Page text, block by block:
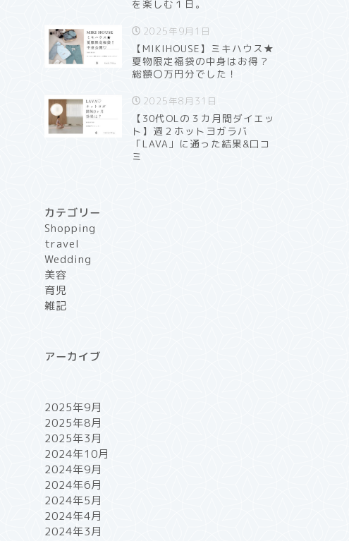
を楽しむ１日。
2025年9月1日
【MIKIHOUSE】ミキハウス★
夏物限定福袋の中身はお得？
総額〇万円分でした！
2025年8月31日
【30代OLの３カ月間ダイエッ
ト】週２ホットヨガラバ
「LAVA」に通った結果&口コ
ミ
カテゴリー
Shopping
travel
Wedding
美容
育児
雑記
アーカイブ
2025年9月
2025年8月
2025年3月
2024年10月
2024年9月
2024年6月
2024年5月
2024年4月
2024年3月